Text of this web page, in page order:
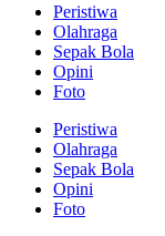
Peristiwa
Olahraga
Sepak Bola
Opini
Foto
Peristiwa
Olahraga
Sepak Bola
Opini
Foto